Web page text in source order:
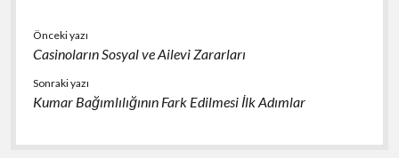
Önceki yazı
Casinoların Sosyal ve Ailevi Zararları
Sonraki yazı
Kumar Bağımlılığının Fark Edilmesi İlk Adımlar